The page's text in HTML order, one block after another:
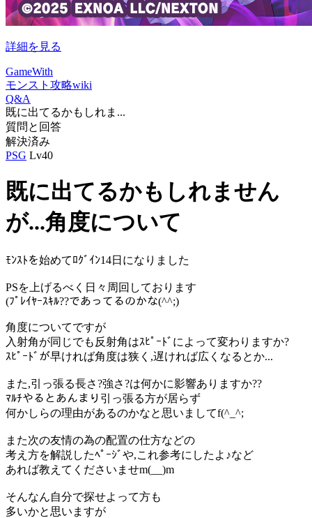
詳細を見る
GameWith
モンスト攻略wiki
Q&A
既に出てるかもしれま...
質問と回答
解決済み
PSG Lv40
既に出てるかもしれません
が...角度について
ﾓﾝｽﾄを始めてﾛｸﾞｲﾝ14日になりました
PSを上げるべく日々周回しております
(ﾌﾟﾚｲﾔｰｽｷﾙ??であってるのかな(^^;)
角度についてですが
入射角が同じでも反射角はｽﾋﾟｰﾄﾞによって変わりますか?
ｽﾋﾟｰﾄﾞが早ければ角度は狭く,遅ければ広くなるとか...
また,引っ張る長さ?強さ?は何かに影響ありますか??
ﾏﾙﾁやるとあんまり引っ張る方が居らず
何かしらの理由があるのかなと思いましてf(^_^;
また次の友情の為の配置の仕方などの
考え方を解説したﾍﾟｰｼﾞや,これ参考にしたよ♪など
あれば教えてくださいませm(__)m
そんなん自分で探せよって方も
多いかと思いますが